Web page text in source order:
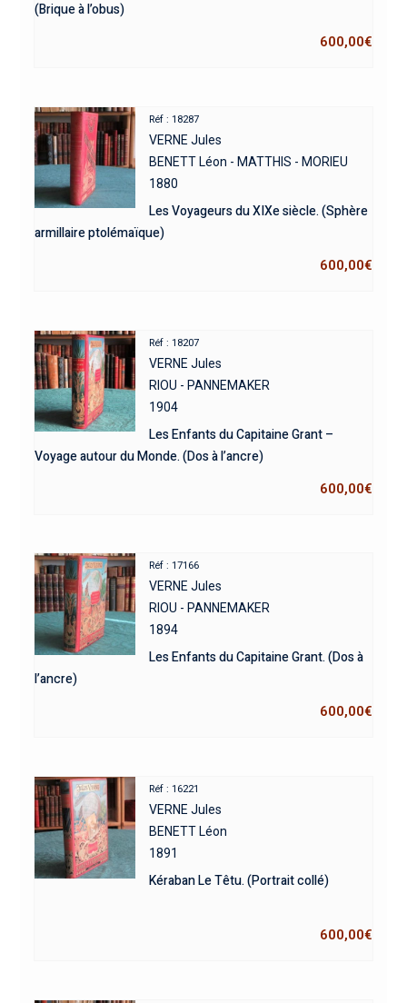
(Brique à l’obus)
600,00€
Réf : 18287
VERNE Jules
BENETT Léon - MATTHIS - MORIEU
1880
Les Voyageurs du XIXe siècle. (Sphère
armillaire ptolémaïque)
600,00€
Réf : 18207
VERNE Jules
RIOU - PANNEMAKER
1904
Les Enfants du Capitaine Grant –
Voyage autour du Monde. (Dos à l’ancre)
600,00€
Réf : 17166
VERNE Jules
RIOU - PANNEMAKER
1894
Les Enfants du Capitaine Grant. (Dos à
l’ancre)
600,00€
Réf : 16221
VERNE Jules
BENETT Léon
1891
Kéraban Le Têtu. (Portrait collé)
600,00€